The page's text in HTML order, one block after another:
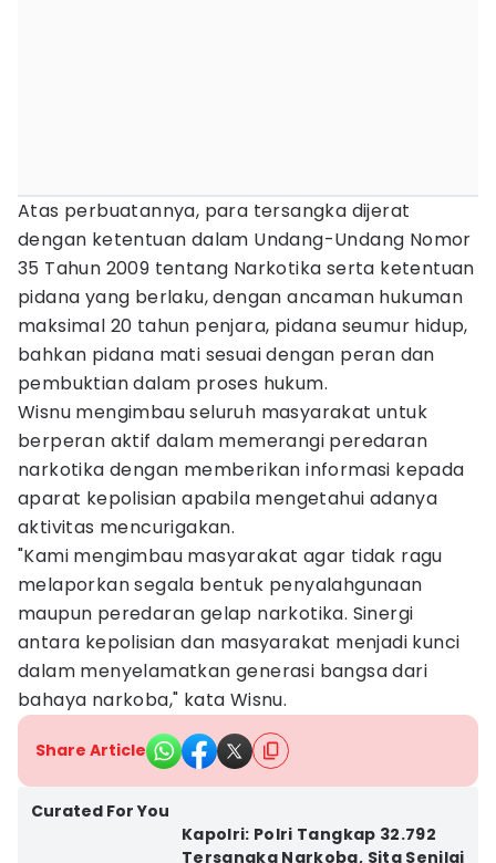
Atas perbuatannya, para tersangka dijerat
dengan ketentuan dalam Undang-Undang Nomor
35 Tahun 2009 tentang Narkotika serta ketentuan
pidana yang berlaku, dengan ancaman hukuman
maksimal 20 tahun penjara, pidana seumur hidup,
bahkan pidana mati sesuai dengan peran dan
pembuktian dalam proses hukum.
Wisnu mengimbau seluruh masyarakat untuk
berperan aktif dalam memerangi peredaran
narkotika dengan memberikan informasi kepada
aparat kepolisian apabila mengetahui adanya
aktivitas mencurigakan.
"Kami mengimbau masyarakat agar tidak ragu
melaporkan segala bentuk penyalahgunaan
maupun peredaran gelap narkotika. Sinergi
antara kepolisian dan masyarakat menjadi kunci
dalam menyelamatkan generasi bangsa dari
bahaya narkoba," kata Wisnu.
Share Article
Curated For You
Kapolri: Polri Tangkap 32.792
Tersangka Narkoba, Sita Senilai